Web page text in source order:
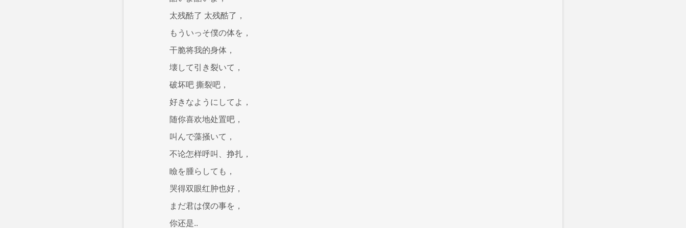
太残酷了 太残酷了，
もういっそ僕の体を，
干脆将我的身体，
壊して引き裂いて，
破坏吧 撕裂吧，
好きなようにしてよ，
随你喜欢地处置吧，
叫んで藻掻いて，
不论怎样呼叫、挣扎，
瞼を腫らしても，
哭得双眼红肿也好，
まだ君は僕の事を，
你还是..